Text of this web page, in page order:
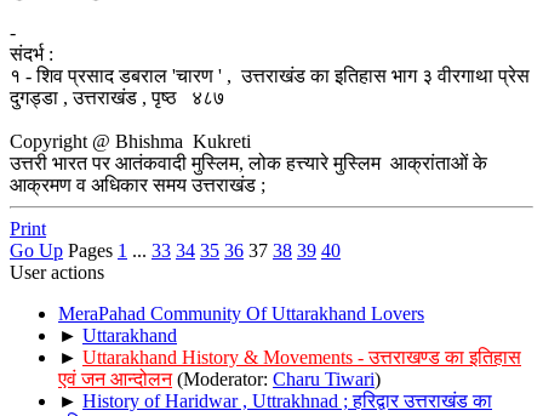
-
संदर्भ :
१ - शिव प्रसाद डबराल 'चारण ' , उत्तराखंड का इतिहास भाग ३ वीरगाथा प्रेस
दुगड्डा , उत्तराखंड , पृष्ठ ४८७
Copyright @ Bhishma Kukreti
उत्तरी भारत पर आतंकवादी मुस्लिम, लोक हत्त्यारे मुस्लिम आक्रांताओं के
आक्रमण व अधिकार समय उत्तराखंड ;
Print
Go Up Pages 1 ... 33 34 35 36 37 38 39 40
User actions
MeraPahad Community Of Uttarakhand Lovers
► Uttarakhand
► Uttarakhand History & Movements - उत्तराखण्ड का इतिहास
एवं जन आन्दोलन (Moderator: Charu Tiwari)
► History of Haridwar , Uttrakhnad ; हरिद्वार उत्तराखंड का